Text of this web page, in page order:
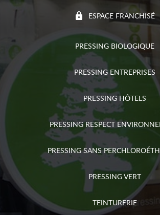
ESPACE FRANCHISÉ
PRESSING BIOLOGIQUE
PRESSING ENTREPRISES
PRESSING HÔTELS
PRESSING RESPECT
PRESSING SANS
PRESSING VERT
TEINTURERIE